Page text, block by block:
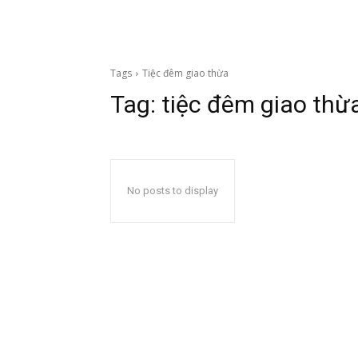
Tags Tiệc đêm giao thừa
Tag: tiệc đêm giao
No posts to display